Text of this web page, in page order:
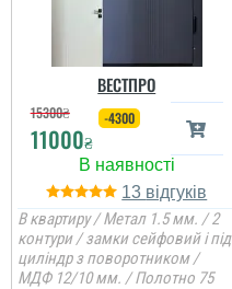
ВЕСТПРО
15300₴
11000₴
-4300
13
В квартиру / Метал 1.5 мм. / 2
контури / замки сейфовий і під
циліндр з поворотником /
МДФ 12/10 мм. / Полотно 75